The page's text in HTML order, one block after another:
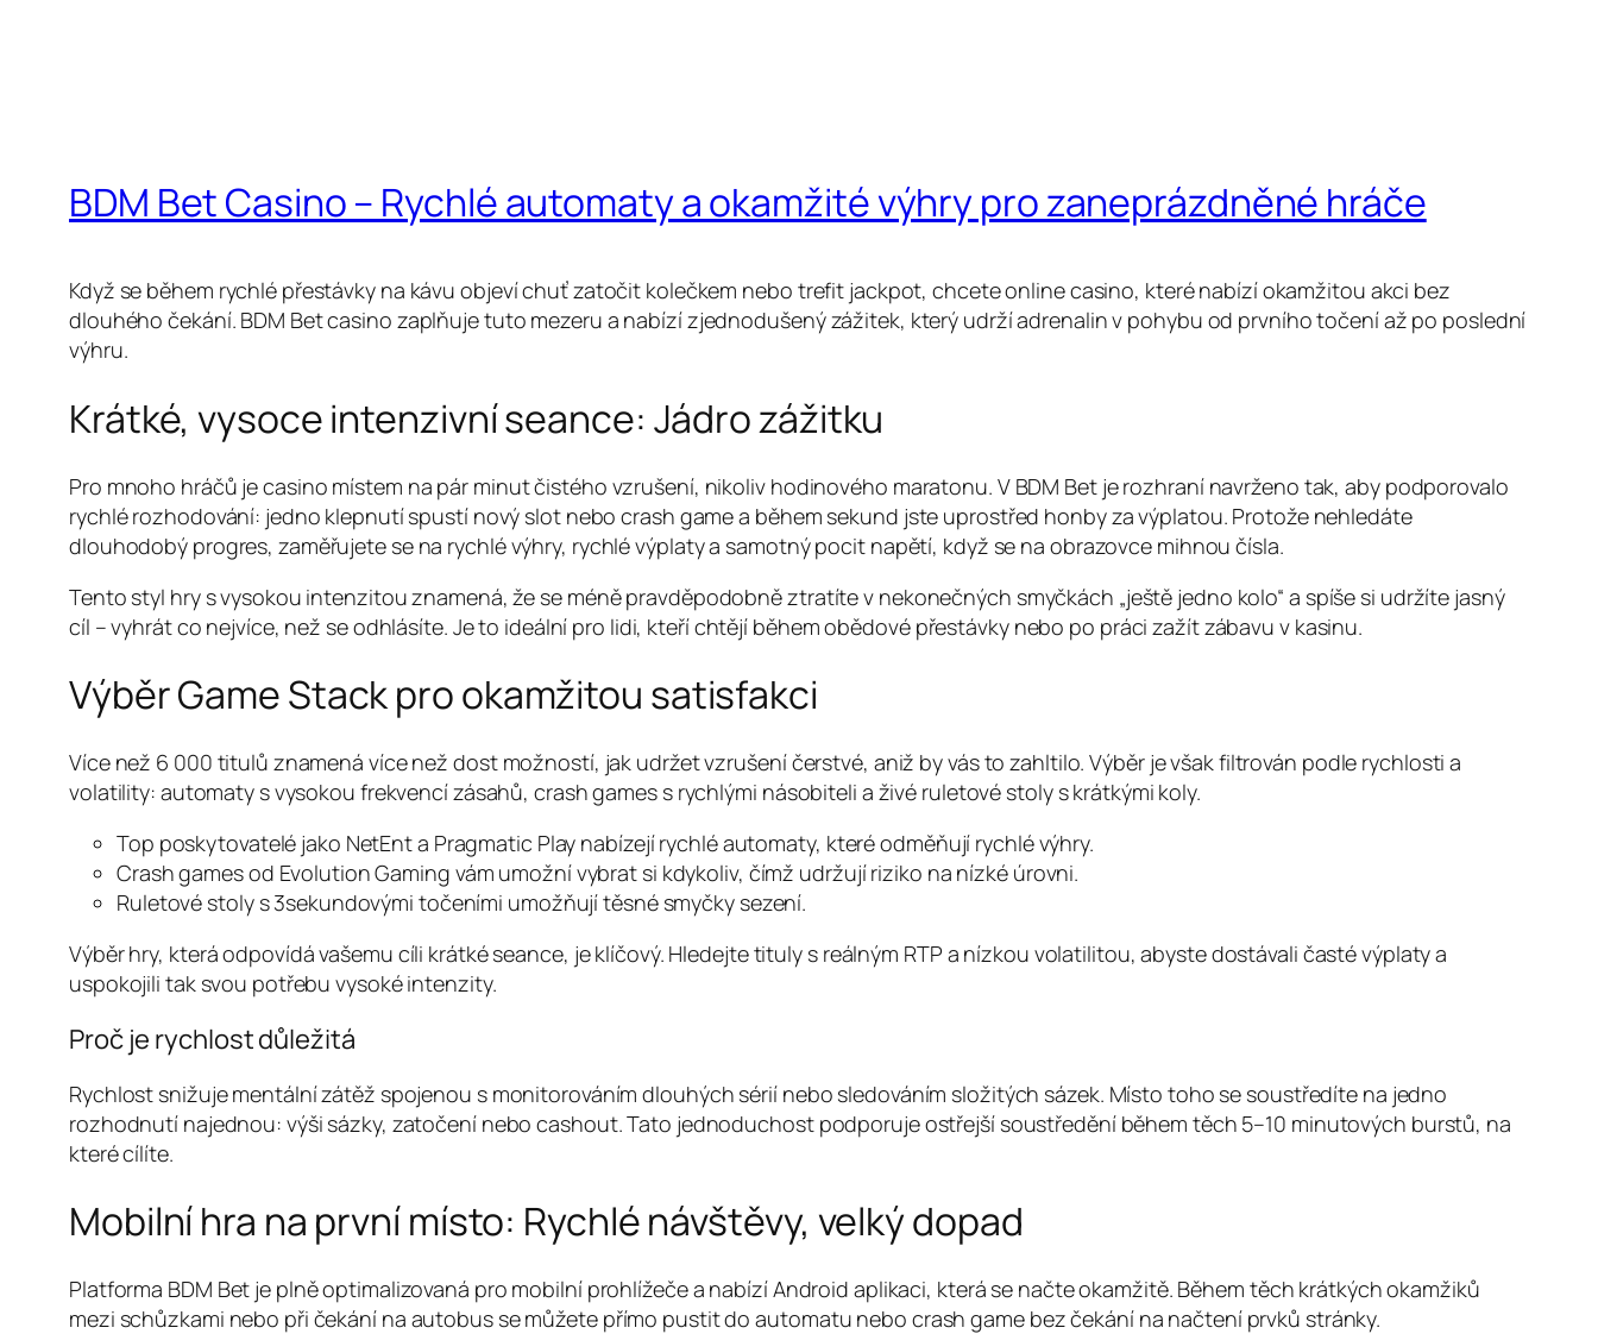
BDM Bet Casino – Rychlé automaty a okamžité výhry pro zaneprázdněné hráče
Když se během rychlé přestávky na kávu objeví chuť zatočit kolečkem nebo trefit jackpot, chcete online casino, které nabízí okamžitou akci bez
dlouhého čekání. BDM Bet casino zaplňuje tuto mezeru a nabízí zjednodušený zážitek, který udrží adrenalin v pohybu od prvního točení až po poslední
výhru.
Krátké, vysoce intenzivní seance: Jádro zážitku
Pro mnoho hráčů je casino místem na pár minut čistého vzrušení, nikoliv hodinového maratonu. V BDM Bet je rozhraní navrženo tak, aby podporovalo
rychlé rozhodování: jedno klepnutí spustí nový slot nebo crash game a během sekund jste uprostřed honby za výplatou. Protože nehledáte
dlouhodobý progres, zaměřujete se na rychlé výhry, rychlé výplaty a samotný pocit napětí, když se na obrazovce mihnou čísla.
Tento styl hry s vysokou intenzitou znamená, že se méně pravděpodobně ztratíte v nekonečných smyčkách „ještě jedno kolo“ a spíše si udržíte jasný
cíl – vyhrát co nejvíce, než se odhlásíte. Je to ideální pro lidi, kteří chtějí během obědové přestávky nebo po práci zažít zábavu v kasinu.
Výběr Game Stack pro okamžitou satisfakci
Více než 6 000 titulů znamená více než dost možností, jak udržet vzrušení čerstvé, aniž by vás to zahltilo. Výběr je však filtrován podle rychlosti a
volatility: automaty s vysokou frekvencí zásahů, crash games s rychlými násobiteli a živé ruletové stoly s krátkými koly.
Top poskytovatelé jako NetEnt a Pragmatic Play nabízejí rychlé automaty, které odměňují rychlé výhry.
Crash games od Evolution Gaming vám umožní vybrat si kdykoliv, čímž udržují riziko na nízké úrovni.
Ruletové stoly s 3sekundovými točeními umožňují těsné smyčky sezení.
Výběr hry, která odpovídá vašemu cíli krátké seance, je klíčový. Hledejte tituly s reálným RTP a nízkou volatilitou, abyste dostávali časté výplaty a
uspokojili tak svou potřebu vysoké intenzity.
Proč je rychlost důležitá
Rychlost snižuje mentální zátěž spojenou s monitorováním dlouhých sérií nebo sledováním složitých sázek. Místo toho se soustředíte na jedno
rozhodnutí najednou: výši sázky, zatočení nebo cashout. Tato jednoduchost podporuje ostřejší soustředění během těch 5–10 minutových burstů, na
které cílíte.
Mobilní hra na první místo: Rychlé návštěvy, velký dopad
Platforma BDM Bet je plně optimalizovaná pro mobilní prohlížeče a nabízí Android aplikaci, která se načte okamžitě. Během těch krátkých okamžiků
mezi schůzkami nebo při čekání na autobus se můžete přímo pustit do automatu nebo crash game bez čekání na načtení prvků stránky.